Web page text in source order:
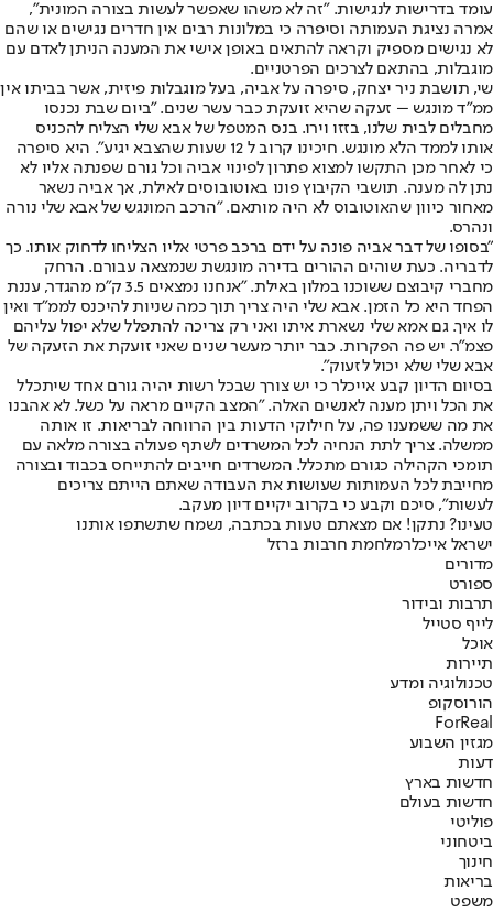
עומד בדרישות לנגישות. "זה לא משהו שאפשר לעשות בצורה המונית",
אמרה נציגת העמותה וסיפרה כי במלונות רבים אין חדרים נגישים או שהם
לא נגישים מספיק וקראה להתאים באופן אישי את המענה הניתן לאדם עם
מוגבלות, בהתאם לצרכים הפרטניים.
שי, תושבת ניר יצחק, סיפרה על אביה, בעל מוגבלות פיזית, אשר בביתו אין
ממ"ד מונגש – זעקה שהיא זועקת כבר עשר שנים. "ביום שבת נכנסו
מחבלים לבית שלנו, בזזו וירו. בנס המטפל של אבא שלי הצליח להכניס
אותו לממד הלא מונגש. חיכינו קרוב ל 12 שעות שהצבא יגיע". היא סיפרה
כי לאחר מכן התקשו למצוא פתרון לפינוי אביה וכל גורם שפנתה אליו לא
נתן לה מענה. תושבי הקיבוץ פונו באוטובוסים לאילת, אך אביה נשאר
מאחור כיוון שהאוטובוס לא היה מותאם. "הרכב המונגש של אבא שלי נורה
ונהרס.
"בסופו של דבר אביה פונה על ידם ברכב פרטי אליו הצליחו לדחוק אותו. כך
לדבריה. כעת שוהים ההורים בדירה מונגשת שנמצאה עבורם. הרחק
מחברי קיבוצם ששוכנו במלון באילת. "אנחנו נמצאים 3.5 ק"מ מהגדר, עננת
הפחד היא כל הזמן. אבא שלי היה צריך תוך כמה שניות להיכנס לממ"ד ואין
לו איך. גם אמא שלי נשארת איתו ואני רק צריכה להתפלל שלא יפול עליהם
פצמ"ר. יש פה הפקרות. כבר יותר מעשר שנים שאני זועקת את הזעקה של
אבא שלי שלא יכול לזעוק".
בסיום הדיון קבע אייכלר כי יש צורך שבכל רשות יהיה גורם אחד שיתכלל
את הכל ויתן מענה לאנשים האלה. "המצב הקיים מראה על כשל. לא אהבנו
את מה ששמענו פה, על חילוקי הדעות בין הרווחה לבריאות. זו אותה
ממשלה. צריך לתת הנחיה לכל המשרדים לשתף פעולה בצורה מלאה עם
תומכי הקהילה כגורם מתכלל. המשרדים חייבים להתייחס בכבוד ובצורה
מחייבת לכל העמותות שעושות את העבודה שאתם הייתם צריכים
לעשות", סיכם וקבע כי בקרוב יקיים דיון מעקב.
טעינו? נתקן! אם מצאתם טעות בכתבה, נשמח שתשתפו אותנו
ישראל אייכלרמלחמת חרבות ברזל
מדורים
ספורט
תרבות ובידור
לייף סטייל
אוכל
תיירות
טכנולוגיה ומדע
הורוסקופ
ForReal
מגזין השבוע
דעות
חדשות בארץ
חדשות בעולם
פוליטי
ביטחוני
חינוך
בריאות
משפט